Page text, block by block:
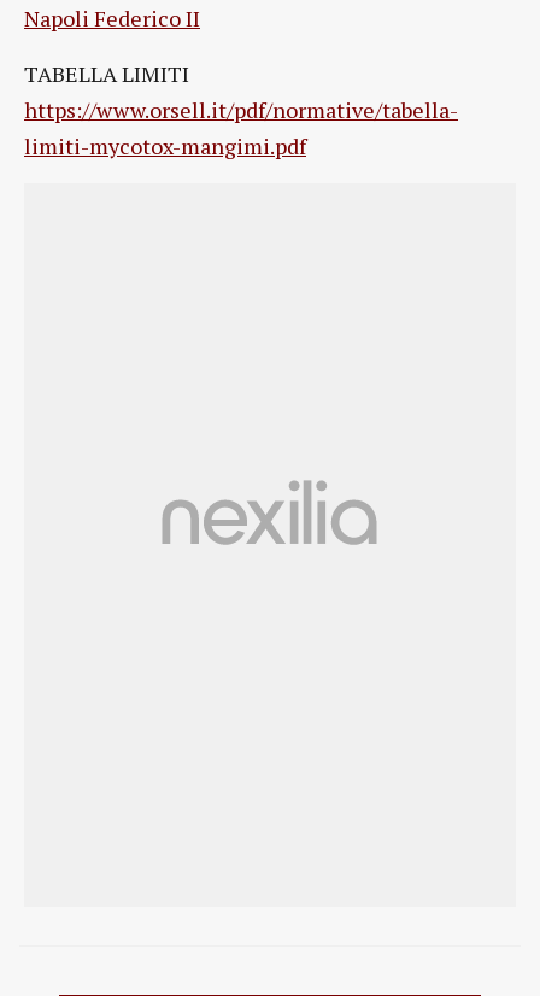
Napoli Federico II
TABELLA LIMITI
https://www.orsell.it/pdf/normative/tabella-
limiti-mycotox-mangimi.pdf